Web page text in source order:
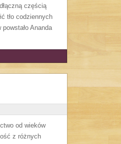
częścią
tło codziennych
Ananda
od wieków
z różnych